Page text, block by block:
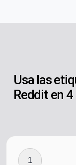
Usa las
Reddit en
1